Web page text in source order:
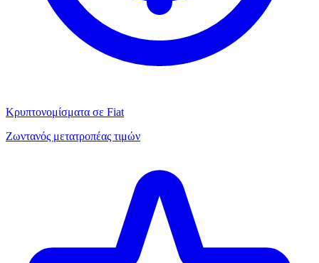
Κρυπτονομίσματα σε Fiat
Ζωντανός μετατροπέας τιμών